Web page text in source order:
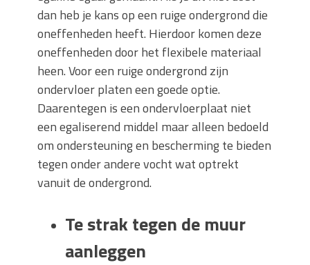
dan heb je kans op een ruige ondergrond die
oneffenheden heeft. Hierdoor komen deze
oneffenheden door het flexibele materiaal
heen. Voor een ruige ondergrond zijn
ondervloer platen een goede optie.
Daarentegen is een ondervloerplaat niet
een egaliserend middel maar alleen bedoeld
om ondersteuning en bescherming te bieden
tegen onder andere vocht wat optrekt
vanuit de ondergrond.
Te strak tegen de muur
aanleggen